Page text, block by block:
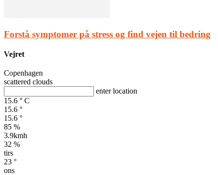
Forstå symptomer på stress og find vejen til bedring
Vejret
Copenhagen
scattered clouds
enter location
15.6 ° C
15.6 °
15.6 °
85 %
3.9kmh
32 %
tirs
23 °
ons